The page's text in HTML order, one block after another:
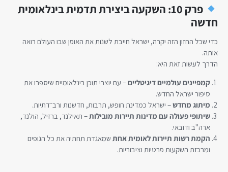
פרק 10: השקעה ביצירת תדמית בינלאומית
חדשה
כדי שכל החזון הזה יקרה, ישראל חייבת לשנות את האופן שבו העולם רואה
אותה.
הדרך לעשות זאת היא:
קמפיינים עולמיים דיגיטליים– עם יוצרי תוכן בינלאומיים שיספרו את
סיפור ישראל החדש.
מיתוג מחדש– ישראל כמדינת חופש, תרבות, חדשנות ורב־דתיות.
שיתופי פעולה עם מדינות תיירות מובילות– תאילנד, ברזיל, הולנד,
ארה"ב ודובאי.
הקמת רשות תיירות לאומית אחת שמאגדת תחתיה את כל הגופים
ומרכזת השקעות פרטיות וציבוריות.